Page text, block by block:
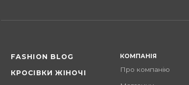
FASHION BLOG
КРОСІВКИ ЖІНОЧІ
КОМПАНІЯ
Про компанію